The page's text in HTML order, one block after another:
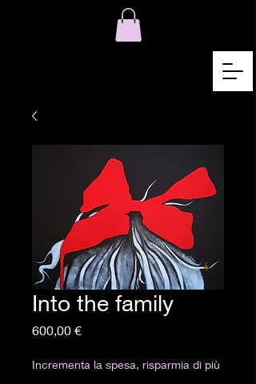
Into the family
600,00 €Preis
Incrementa la spesa, risparmia di più